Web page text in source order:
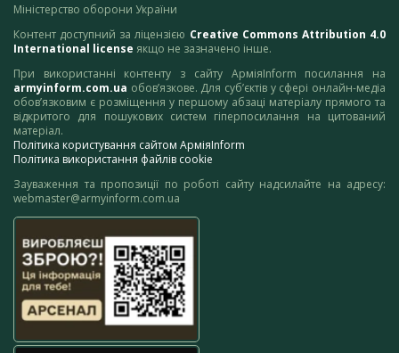
Міністерство оборони України
Контент доступний за ліцензією Creative Commons Attribution 4.0
International license якщо не зазначено інше.
При використанні контенту з сайту АрміяInform посилання на
armyinform.com.ua обов’язкове. Для суб’єктів у сфері онлайн-медіа
обов’язковим є розміщення у першому абзаці матеріалу прямого та
відкритого для пошукових систем гіперпосилання на цитований
матеріал.
Політика користування сайтом АрміяInform
Політика використання файлів cookie
Зауваження та пропозиції по роботі сайту надсилайте на адресу:
webmaster@armyinform.com.ua